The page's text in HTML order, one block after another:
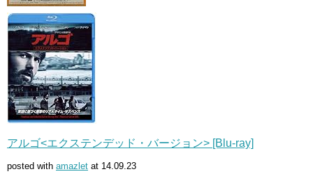
アルゴ<エクステンデッド・バージョン> [Blu-ray]
posted with amazlet at 14.09.23